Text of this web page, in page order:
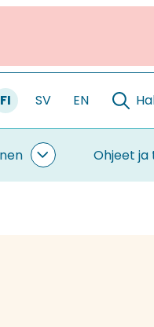
FI SV EN
Rakentaminen
alasivut
Ohjeet ja